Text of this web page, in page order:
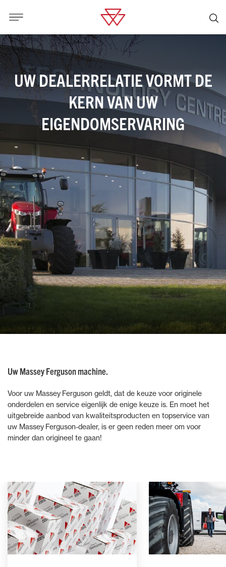
UW DEALERRELATIE VORMT DE
KERN VAN UW
EIGENDOMSERVARING
Uw Massey Ferguson machine.
Voor uw Massey Ferguson geldt, dat de keuze voor originele
onderdelen en service eigenlijk de enige keuze is. En moet het
uitgebreide aanbod van kwaliteitsproducten en topservice van
uw Massey Ferguson-dealer, is er geen reden meer om voor
minder dan origineel te gaan!